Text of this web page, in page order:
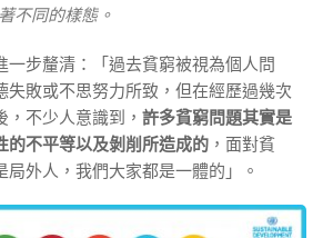
不同的樣態。
一步釐清：「過去貧窮被視為個人問
失敗或不思努力所致，但在經歷過幾次
不少人意識到， 許多貧窮問題其實是
的不平等以及剝削所造成的 ，面對貧
局外人，我們大家都是一體的」。